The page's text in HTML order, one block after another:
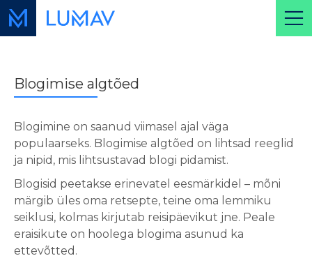
Blogimise algtõed
Blogimine on saanud viimasel ajal väga
populaarseks. Blogimise algtõed on lihtsad reeglid
ja nipid, mis lihtsustavad blogi pidamist.
Blogisid peetakse erinevatel eesmärkidel – mõni
märgib üles oma retsepte, teine oma lemmiku
seiklusi, kolmas kirjutab reisipäevikut jne. Peale
eraisikute on hoolega blogima asunud ka
ettevõtted.